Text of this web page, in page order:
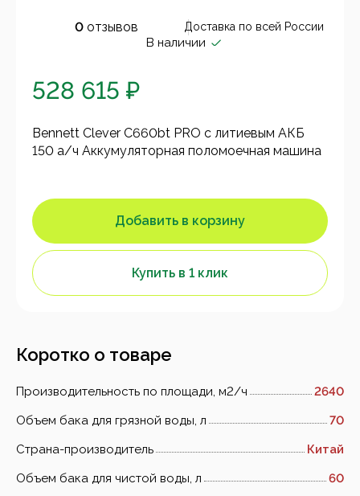
0отзывов Доставка по всей России
В наличии
528 615 ₽
Bennett Clever C660bt PRO с литиевым АКБ
150 а/ч Аккумуляторная поломоечная машина
Добавить в корзину
Купить в 1 клик
Коротко о товаре
Производительность по площади, м2/ч
2640
Объем бака для грязной воды, л
70
Страна-производитель
Китай
Объем бака для чистой воды, л
60